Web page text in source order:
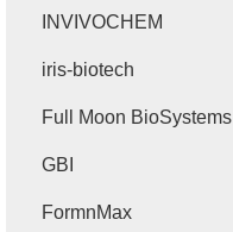
INVIVOCHEM
iris-biotech
Full Moon BioSystems
GBI
FormnMax